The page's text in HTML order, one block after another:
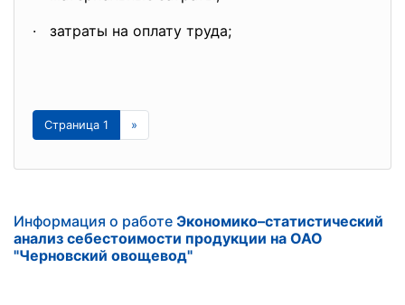
· затраты на оплату труда;
Страница 1 »
Информация о работе Экономико–статистический
анализ себестоимости продукции на ОАО
"Черновский овощевод"